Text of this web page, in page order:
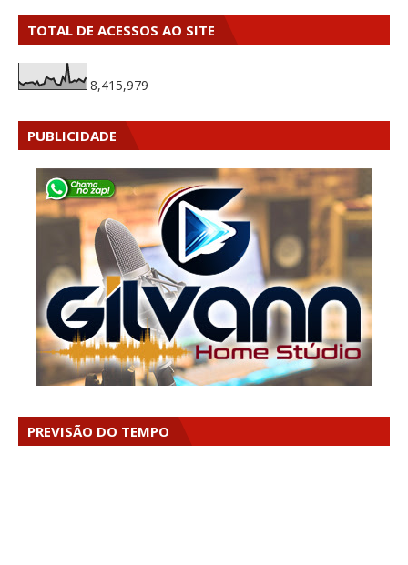
TOTAL DE ACESSOS AO SITE
8,415,979
PUBLICIDADE
PREVISÃO DO TEMPO